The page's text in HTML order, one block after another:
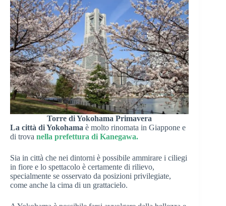
Torre di Yokohama Primavera
La città di Yokohama è molto rinomata in Giappone e
di trova nella prefettura di Kanegawa.
Sia in città che nei dintorni è possibile ammirare i ciliegi
in fiore e lo spettacolo è certamente di rilievo,
specialmente se osservato da posizioni privilegiate,
come anche la cima di un grattacielo.